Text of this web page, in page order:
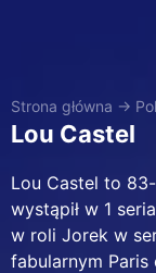
Strona główna →
Lou Castel
Lou Castel to
wystąpił w 1
w roli Jorek w
fabularnym Paris